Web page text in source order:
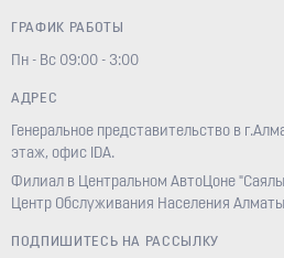
ГРАФИК РАБОТЫ
Пн - Вс 09:00 - 3:00
АДРЕС
Генеральное представительство в
этаж, офис IDA.
Филиал в Центральном АвтоЦоне
Центр Обслуживания Населения
ПОДПИШИТЕСЬ НА РАССЫЛКУ